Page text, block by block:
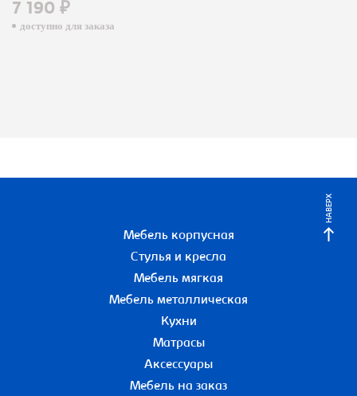
7 190 ₽
доступно для заказа
НАВЕРХ
Мебель корпусная
Стулья и кресла
Мебель мягкая
Мебель металлическая
Кухни
Матрасы
Аксессуары
Мебель на заказ